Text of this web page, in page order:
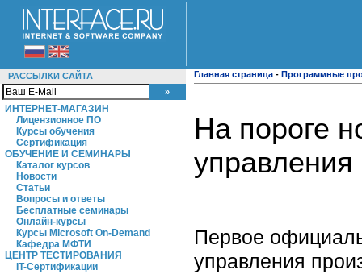
РАССЫЛКИ САЙТА
ИНТЕРНЕТ-МАГАЗИН
Лицензионное ПО
Курсы обучения
Сертификация
ОБУЧЕНИЕ И СЕМИНАРЫ
Каталог курсов
Новости
Статьи
Вопросы и ответы
Бесплатные семинары
Онлайн-курсы
Курсы Microsoft On-Demand
Кафедра МФТИ
ЦЕНТР ТЕСТИРОВАНИЯ
IT-Сертификации
Главная страница - Программные
На пороге
Первое
управления